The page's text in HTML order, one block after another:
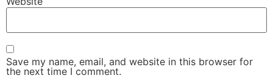
Save my name, email, and website in this browser for
the next time I comment.